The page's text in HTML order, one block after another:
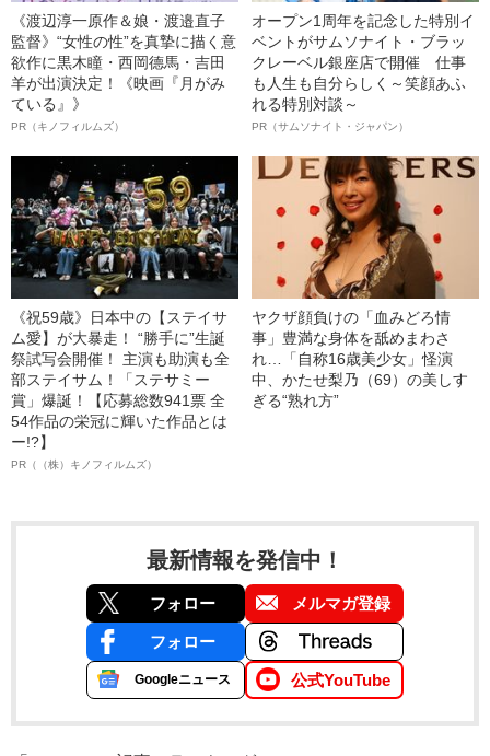
《渡辺淳一原作＆娘・渡邉直子
監督》“女性の性”を真摯に描く意
欲作に黒木瞳・西岡德馬・吉田
羊が出演決定！《映画『月がみ
ている』》
PR（キノフィルムズ）
オープン1周年を記念した特別イ
ベントがサムソナイト・ブラッ
クレーベル銀座店で開催 仕事
も人生も自分らしく～笑顔あふ
れる特別対談～
PR（サムソナイト・ジャパン）
《祝59歳》日本中の【ステイサ
ム愛】が大暴走！ “勝手に”生誕
祭試写会開催！ 主演も助演も全
部ステイサム！「ステサミー
賞」爆誕！【応募総数941票 全
54作品の栄冠に輝いた作品とは
ー!?】
PR（（株）キノフィルムズ）
ヤクザ顔負けの「血みどろ情
事」豊満な身体を舐めまわさ
れ…「自称16歳美少女」怪演
中、かたせ梨乃（69）の美しす
ぎる“熟れ方”
最新情報を発信中！
フォロー メルマガ登録
フォロー
Googleニュース 公式YouTube